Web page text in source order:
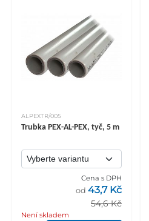
ALPEXTR/005
Trubka PEX-AL-PEX, tyč, 5 m
Cena s DPH
54,6 Kč
od 43,7 Kč
Není skladem